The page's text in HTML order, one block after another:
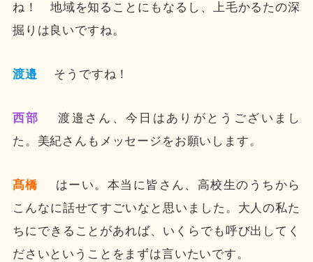
ね！ 地域を知ることにもなるし、上毛かるたの深
掘りは良いですね。
渡邉 そうですね！
西部
渡邉さん、今日はありがとうございまし
た。美紀さんもメッセージをお願いします。
髙橋 はーい。本当に皆さん、高校生のうちから
こんなに話せてすごいなと思いました。大人の私た
ちにできることがあれば、いくらでも呼び出してく
ださいということをまずは言いたいです。